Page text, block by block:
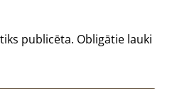
publicēta. Obligātie lauki